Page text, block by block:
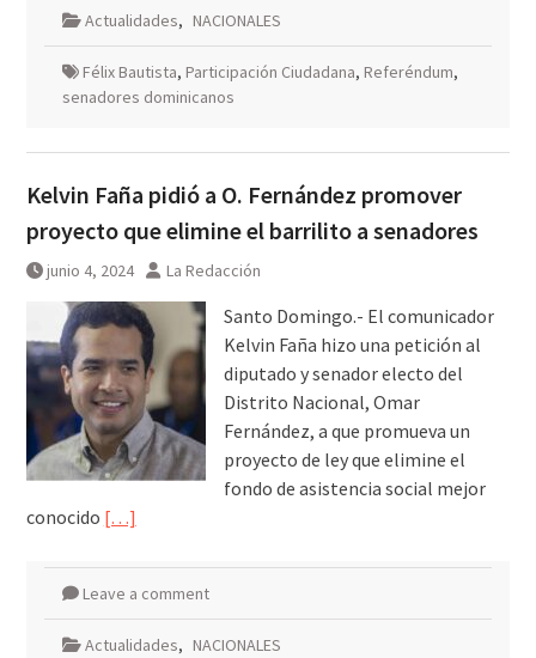
Actualidades, NACIONALES
Félix Bautista, Participación Ciudadana, Referéndum,
senadores dominicanos
Kelvin Faña pidió a O. Fernández promover
proyecto que elimine el barrilito a senadores
junio 4, 2024 La Redacción
Santo Domingo.- El comunicador
Kelvin Faña hizo una petición al
diputado y senador electo del
Distrito Nacional, Omar
Fernández, a que promueva un
proyecto de ley que elimine el
fondo de asistencia social mejor
conocido […]
Leave a comment
Actualidades, NACIONALES